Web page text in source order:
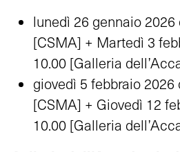
lunedì 26 gennaio 2026
[CSMA] + Martedì 3
10.00 [Galleria
giovedì 5 febbraio 2026
[CSMA] + Giovedì 12
10.00 [Galleria